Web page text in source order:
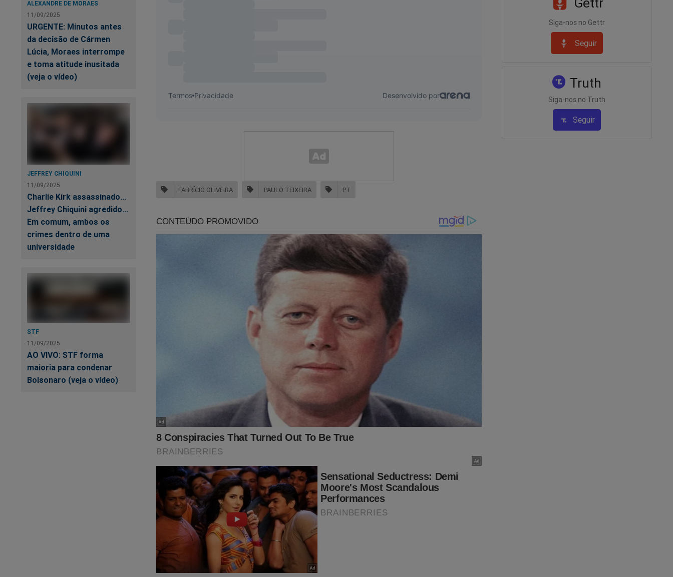
ALEXANDRE DE MORAES
11/09/2025
URGENTE: Minutos antes
da decisão de Cármen
Lúcia, Moraes interrompe
e toma atitude inusitada
(veja o vídeo)
JEFFREY CHIQUINI
11/09/2025
Charlie Kirk assassinado...
Jeffrey Chiquini agredido...
Em comum, ambos os
crimes dentro de uma
universidade
STF
11/09/2025
AO VIVO: STF forma
maioria para condenar
Bolsonaro (veja o vídeo)
FABRÍCIO OLIVEIRA PAULO TEIXEIRA PT
Gettr
Siga-nos no Gettr
Seguir
Truth
Siga-nos no Truth
Seguir